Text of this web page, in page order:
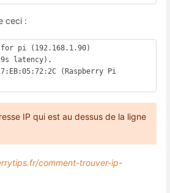
ceci :
for pi (192.168.1.90)
latency).
(Raspberry Pi
IP qui est au dessus de la ligne
comment-trouver-ip-